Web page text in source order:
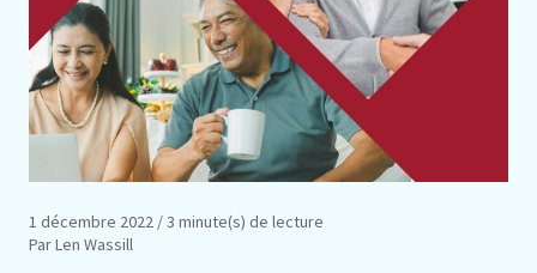
1 décembre 2022 / 3 minute(s) de lecture
Par Len Wassill